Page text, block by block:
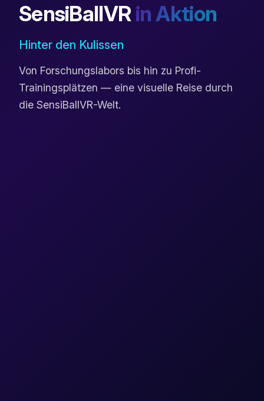
SensiBallVR in Aktion
Hinter den Kulissen
Von Forschungslabors bis hin zu Profi-
Trainingsplätzen — eine visuelle Reise durch
die SensiBallVR-Welt.